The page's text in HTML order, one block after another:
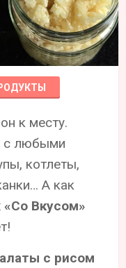
к месту.
с любыми
котлеты,
А как
«Со Вкусом»
с рисом